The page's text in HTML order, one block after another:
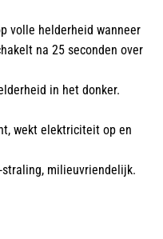
volle helderheid wanneer
na 25 seconden over
in het donker.
wekt elektriciteit op en
straling, milieuvriendelijk.